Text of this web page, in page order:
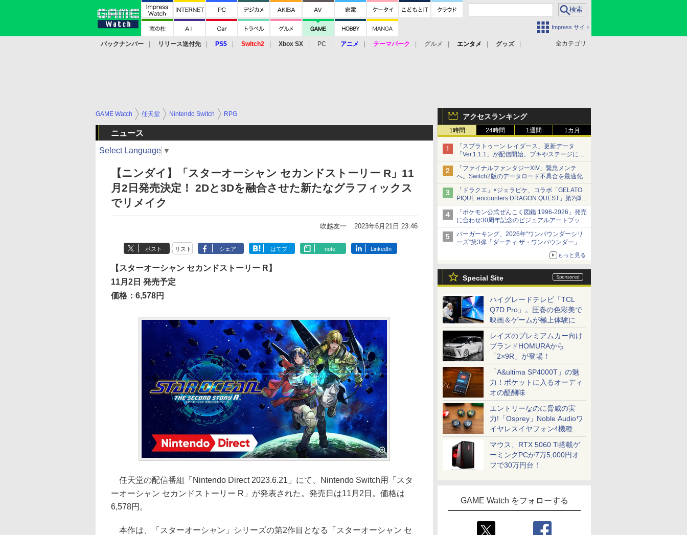
Impress サイト
全カテゴリ
バックナンバー リリース送付先 PS5 Switch2 Xbox SX PC アニメ テーマパーク グルメ エンタメ
グッズ
アクセスランキング
1時間 24時間 1週間 1カ月
「スプラトゥーン レイダース」更新データ
「Ver.1.1.1」が配信開始。ブキやステージに関
する不具合を修正
「ファイナルファンタジーXIV」緊急メンテ
へ。Switch2版のデータロード不具合を最適化
「ドラクエ」×ジェラピケ、コラボ「GELATO
PIQUE encounters DRAGON QUEST」第2弾が
本日発売
アイスカップに入ったスライムやわたぼう、ベ
ビーサタンなどがオリジナルアートで登場
「ポケモン公式ぜんこく図鑑 1996-2026」発売
に合わせ30周年記念のビジュアルアートブック
3冊同時発売が決定
バーガーキング、2026年“ワンパウンダーシリ
ーズ”第3弾「ダーティ ザ・ワンパウンダー」を
「特製ガーリックマヨソース」を使用した超大
もっと見る
Special Site
ハイグレードテレビ「TCL
Q7D Pro」。圧巻の色彩美で
映画＆ゲームが極上体験に
レイズのプレミアムカー向け
ブランドHOMURAから
「2×9R」が登場！
「A&ultima SP4000T」の魅
力！ポケットに入るオーディ
オの醍醐味
エントリーなのに脅威の実
力!「Osprey」Noble Audioワ
イヤレスイヤフォン4機種を
一気に聴く
マウス、RTX 5060 Ti搭載ゲ
ーミングPCが7万5,000円オ
フで30万円台！
GAME Watch をフォローする
GAME Watch 任天堂 Nintendo Switch RPG
ニュース
Select Language ▼
【ニンダイ】「スターオーシャン セカンドストーリー R」11
月2日発売決定！ 2Dと3Dを融合させた新たなグラフィックス
でリメイク
吹越友一 2023年6月21日 23:46
ポスト リスト シェア はてブ note LinkedIn
【スターオーシャン セカンドストーリー R】
11月2日 発売予定
価格：6,578円
任天堂の配信番組「Nintendo Direct 2023.6.21」にて、Nintendo Switch用「スタ
ーオーシャン セカンドストーリー R」が発表された。発売日は11月2日。価格は
6,578円。
本作は、「スターオーシャン」シリーズの第2作目となる「スターオーシャン セ